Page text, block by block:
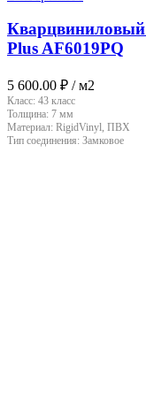
Plus AF6019PQ
5 600.00 ₽ / м2
Класс: 43 класс
Толщина: 7 мм
Материал: RigidVinyl, ПВХ
Тип соединения: Замковое